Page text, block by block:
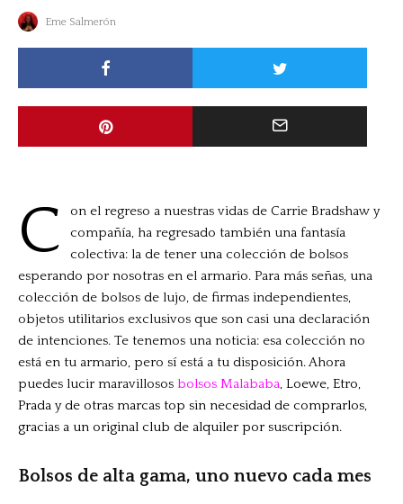
Eme Salmerón
C
on el regreso a nuestras vidas de Carrie Bradshaw y
compañía, ha regresado también una fantasía
colectiva: la de tener una colección de bolsos
esperando por nosotras en el armario. Para más señas, una
colección de bolsos de lujo, de firmas independientes,
objetos utilitarios exclusivos que son casi una declaración
de intenciones. Te tenemos una noticia: esa colección no
está en tu armario, pero sí está a tu disposición. Ahora
puedes lucir maravillosos bolsos Malababa, Loewe, Etro,
Prada y de otras marcas top sin necesidad de comprarlos,
gracias a un original club de alquiler por suscripción.
Bolsos de alta gama, uno nuevo cada mes